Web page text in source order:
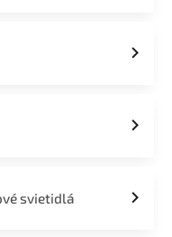
svietidlá